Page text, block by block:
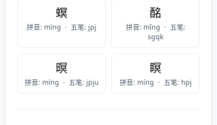
螟
拼音: míng · 五笔: jpj
酩
拼音: mǐng · 五笔:
sgqk
暝
拼音: míng · 五笔: jpju
瞑
拼音: míng · 五笔: hpj